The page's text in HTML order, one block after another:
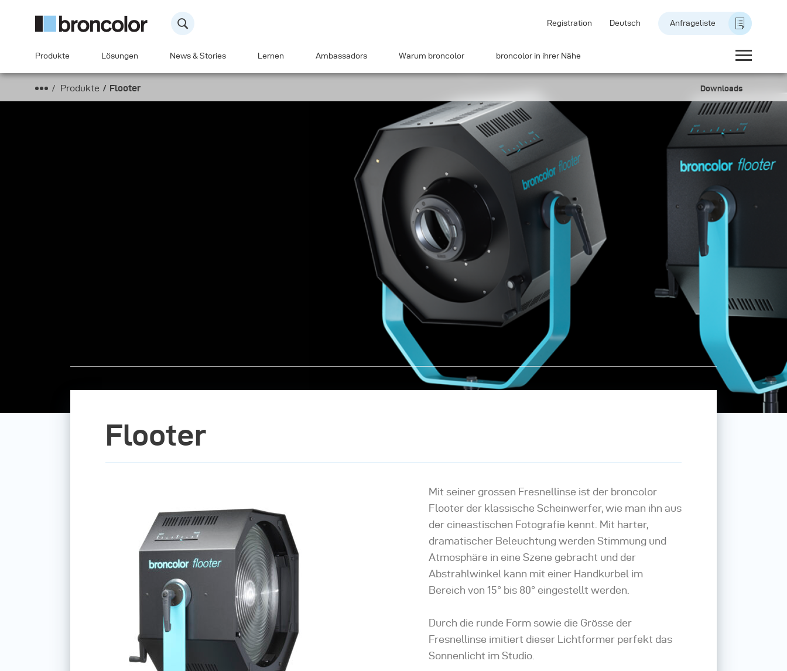
Registration Deutsch Anfrageliste
Produkte Lösungen News & Stories Lernen Ambassadors Warum broncolor broncolor in ihrer Nähe
Produkte Flooter Downloads
Flooter
Mit seiner grossen Fresnellinse ist der broncolor
Flooter der klassische Scheinwerfer, wie man ihn aus
der cineastischen Fotografie kennt. Mit harter,
dramatischer Beleuchtung werden Stimmung und
Atmosphäre in eine Szene gebracht und der
Abstrahlwinkel kann mit einer Handkurbel im
Bereich von 15° bis 80° eingestellt werden.
Durch die runde Form sowie die Grösse der
Fresnellinse imitiert dieser Lichtformer perfekt das
Sonnenlicht im Studio.